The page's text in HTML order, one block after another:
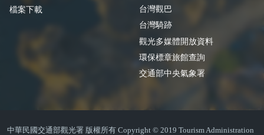
檔案下載
台灣觀巴
台灣騎跡
觀光多媒體開放資料
環保標章旅館查詢
交通部中央氣象署
中華民國交通部觀光署 版權所有 Copyright © 2019 Tourism Administration